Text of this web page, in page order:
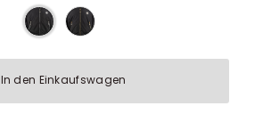
In den Einkaufswagen